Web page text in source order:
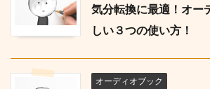
気分転換に最適！オー
しい３つの使い方！
オーディオブック